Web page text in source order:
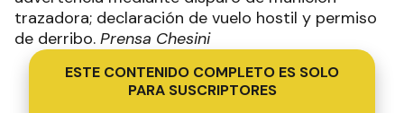
trazadora; declaración de vuelo hostil y permiso
de derribo. Prensa Chesini
ESTE CONTENIDO COMPLETO ES SOLO
PARA SUSCRIPTORES